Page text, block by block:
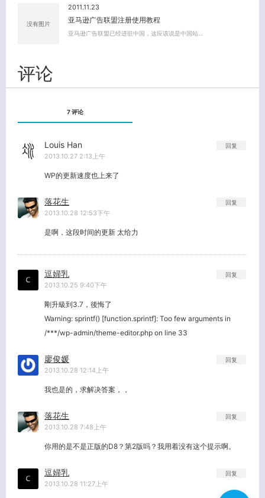
没有图片
2011.11.23
亚马逊广告联盟注册使用教程
亚马逊广告联盟已经进驻中国，这应该说是中国站…
评论
7 评论
Louis Han
2013.10.27 2:13上午
WP的更新速度也上来了
回复
落花生
2013.10.28 12:53下午
是啊，这段时间的更新 太给力
回复
逗婦乳
2013.10.25 9:40下午
剛升級到3.7，後悔了
Warning: sprintf() [function.sprintf]: Too few arguments in
/***/wp-admin/theme-editor.php on line 33
回复
廖俊媛
2013.10.28 12:14上午
我也是的，求解决答案，，
回复
落花生
2013.10.28 7:48上午
你用的是不是正版的D8？第2版吗？我用着没有这个提示啊。
回复
逗婦乳
2013.10.28 11:27上午
回复